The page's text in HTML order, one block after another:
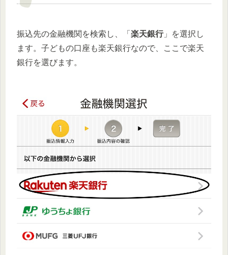
振込先の金融機関を検索し、「 楽天銀行」を選択し
ます。子どもの口座も楽天銀行なので、ここで楽天
銀行を選びます。